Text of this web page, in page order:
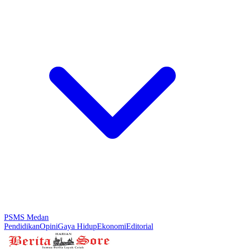
PSMS Medan
PendidikanOpiniGaya HidupEkonomiEditorial